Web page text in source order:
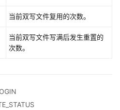
当前双写文件复用的次数。
当前双写文件写满后发生重置的
次数。